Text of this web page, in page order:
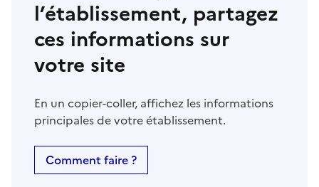
l’établissement, partagez
ces informations sur
votre site
En un copier-coller, affichez les informations
principales de votre établissement.
Comment faire ?